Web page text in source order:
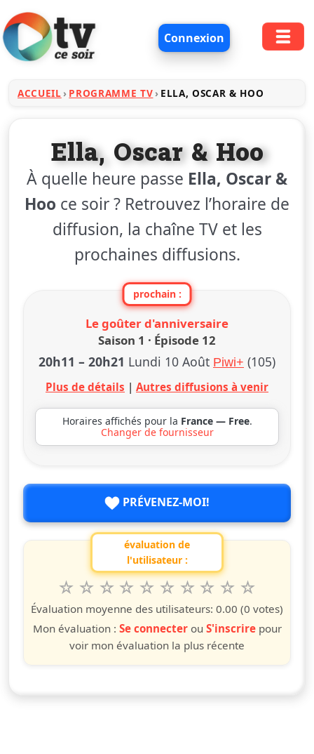
Connexion
ACCUEIL PROGRAMME TV ELLA, OSCAR & HOO
Ella, Oscar & Hoo
À quelle heure passe Ella, Oscar &
Hoo ce soir ? Retrouvez l’horaire de
diffusion, la chaîne TV et les
prochaines diffusions.
prochain :
Le goûter d'anniversaire
Saison 1 · Épisode 12
20h11 – 20h21 Lundi 10 Août Piwi+ (105)
Plus de détails | Autres diffusions à venir
Horaires affichés pour la France — Free.
Changer de fournisseur
PRÉVENEZ-MOI!
évaluation de
l'utilisateur :
questo spettacolo da 1 a 10 étoiles
10
étoiles
9
étoiles
8
étoiles
7
étoiles
6
étoiles
5
étoiles
4
étoiles
3
étoiles
2
étoiles
étoile
Évaluation moyenne des utilisateurs: 0.00 (0 votes)
Mon évaluation : Se connecterou S'inscrirepour
voir mon évaluation la plus récente